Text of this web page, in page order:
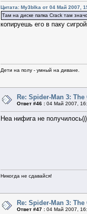
Цитата: My3blka от 04 Май 2007,
Там на диске папка Crack там
копируешь его в паку
Дети на полу - умный на диване.
Re: Spider-Man 3: The
Ответ #46 : 04 Май 2007,
Неа нифига не
Никогда не сдавайся!
Re: Spider-Man 3: The
Ответ #47 : 04 Май 2007,